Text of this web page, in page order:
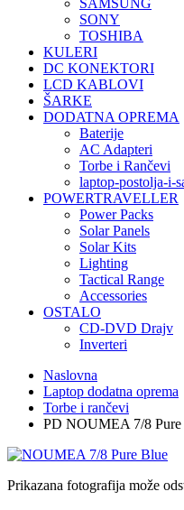
SAMSUNG
SONY
TOSHIBA
KULERI
DC KONEKTORI
LCD KABLOVI
ŠARKE
DODATNA OPREMA
Baterije
AC Adapteri
Torbe i Rančevi
laptop-postolja-i-
POWERTRAVELLER
Power Packs
Solar Panels
Solar Kits
Lighting
Tactical Range
Accessories
OSTALO
CD-DVD Drajv
Inverteri
Naslovna
Laptop dodatna oprema
Torbe i rančevi
PD NOUMEA 7/8 Pure
Prikazana fotografija može